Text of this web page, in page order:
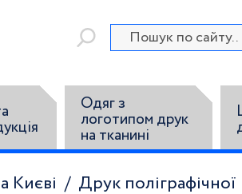
Одяг з
логотипом друк
на тканині
Києві Друк поліграфічної